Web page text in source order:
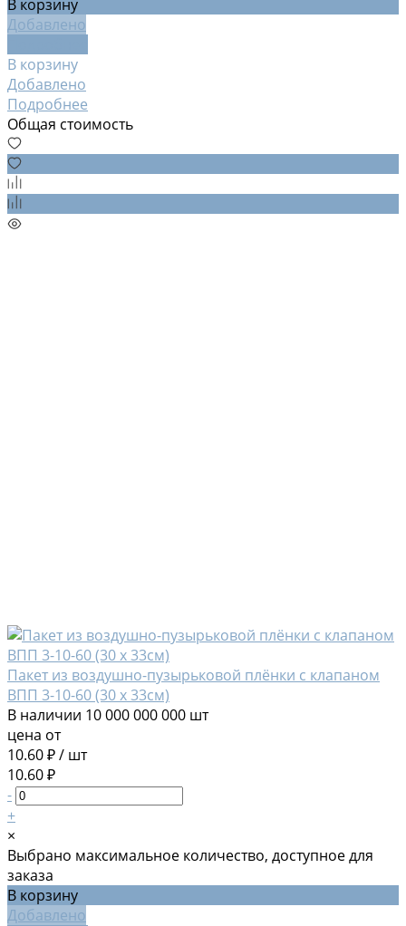
В корзину
Добавлено
В корзину
Добавлено
Подробнее
Общая стоимость
Пакет из воздушно-пузырьковой плёнки с клапаном
ВПП 3-10-60 (30 х 33см)
В наличии 10 000 000 000 шт
цена от
10.60 ₽/ шт
10.60 ₽
-
+
×
Выбрано максимальное количество, доступное для
заказа
В корзину
Добавлено